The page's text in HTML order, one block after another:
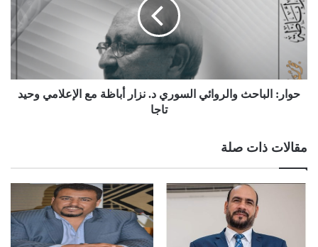
حوار: الباحث والروائي السوري د. نزار أباظة مع الإعلامي وحيد
تاجا
مقالات ذات صلة